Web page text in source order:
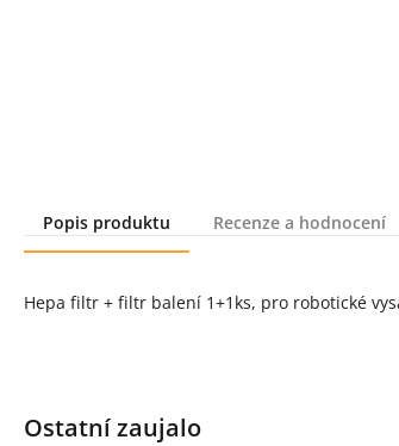
Popis produktu
Recenze a hodnocení
Hepa filtr + filtr balení 1+1ks, pro robotické
Ostatní zaujalo